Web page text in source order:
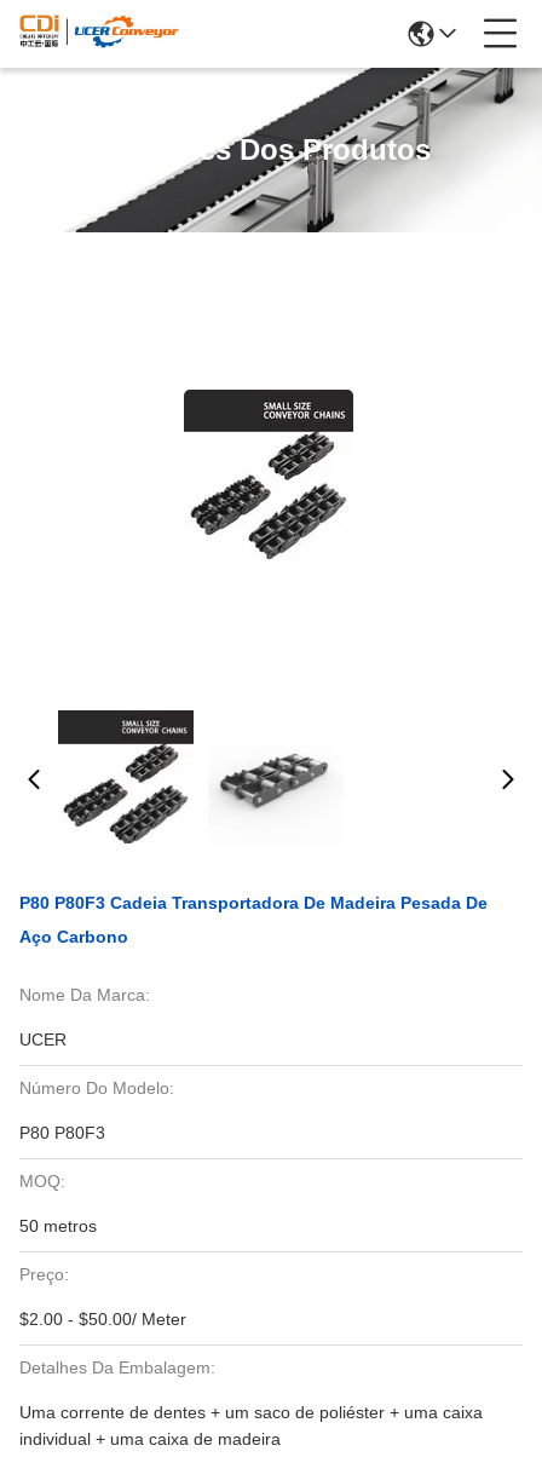
Detalhes Dos Produtos
P80 P80F3 Cadeia Transportadora De Madeira Pesada De
Aço Carbono
Nome Da Marca:
UCER
Número Do Modelo:
P80 P80F3
MOQ:
50 metros
Preço:
$2.00 - $50.00/ Meter
Detalhes Da Embalagem:
Uma corrente de dentes + um saco de poliéster + uma caixa
individual + uma caixa de madeira